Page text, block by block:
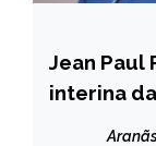
BRASIL
NOTÍCIAS
Jean Paul
interina